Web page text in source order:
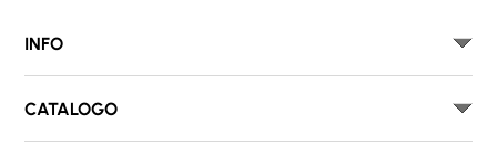
INFO
CATALOGO